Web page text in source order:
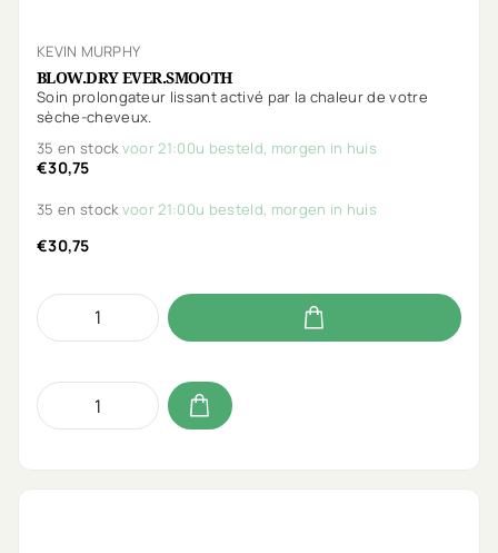
KEVIN MURPHY
BLOW.DRY EVER.SMOOTH
Soin prolongateur lissant activé par la chaleur de votre
sèche-cheveux.
35 en stock voor 21:00u besteld, morgen in huis
€30,75
35 en stock voor 21:00u besteld, morgen in huis
€30,75